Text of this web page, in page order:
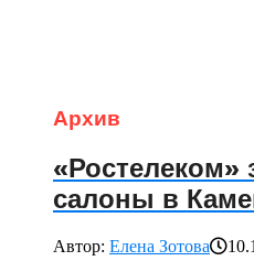
Архив
«Ростелеком»
салоны в
Автор: Елена Зотова